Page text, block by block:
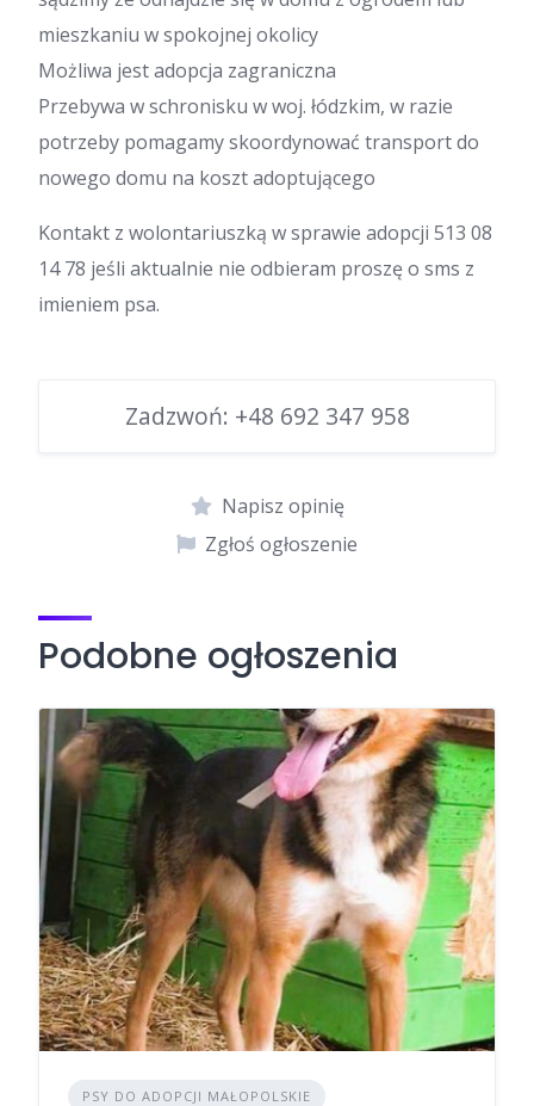
mieszkaniu w spokojnej okolicy
Możliwa jest adopcja zagraniczna
Przebywa w schronisku w woj. łódzkim, w razie
potrzeby pomagamy skoordynować transport do
nowego domu na koszt adoptującego
Kontakt z wolontariuszką w sprawie adopcji 513 08
14 78 jeśli aktualnie nie odbieram proszę o sms z
imieniem psa.
Zadzwoń: +48 692 347 958
Napisz opinię
Zgłoś ogłoszenie
Podobne ogłoszenia
PSY DO ADOPCJI MAŁOPOLSKIE